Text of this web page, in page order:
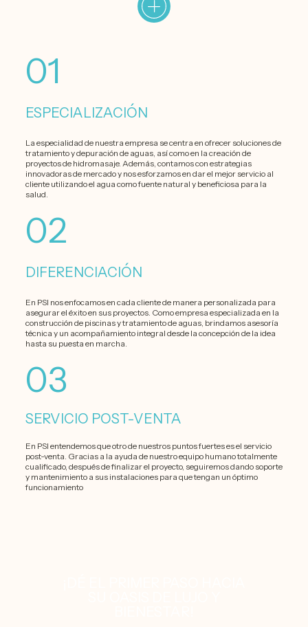
01
ESPECIALIZACIÓN
La especialidad de nuestra empresa se centra en ofrecer soluciones de
tratamiento y depuración de aguas, así como en la creación de
proyectos de hidromasaje. Además, contamos con estrategias
innovadoras de mercado y nos esforzamos en dar el mejor servicio al
cliente utilizando el agua como fuente natural y beneficiosa para la
salud.
02
DIFERENCIACIÓN
En PSI nos enfocamos en cada cliente de manera personalizada para
asegurar el éxito en sus proyectos. Como empresa especializada en la
construcción de piscinas y tratamiento de aguas, brindamos asesoría
técnica y un acompañamiento integral desde la concepción de la idea
hasta su puesta en marcha.
03
SERVICIO POST-VENTA
En PSI entendemos que otro de nuestros puntos fuertes es el servicio
post-venta. Gracias a la ayuda de nuestro equipo humano totalmente
cualificado, después de finalizar el proyecto, seguiremos dando soporte
y mantenimiento a sus instalaciones para que tengan un óptimo
funcionamiento